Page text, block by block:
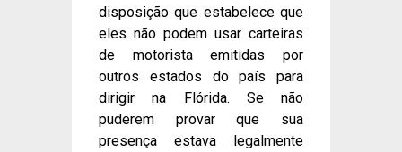
disposição que estabelece que
eles não podem usar carteiras
de motorista emitidas por
outros estados do país para
dirigir na Flórida. Se não
puderem provar que sua
presença estava legalmente